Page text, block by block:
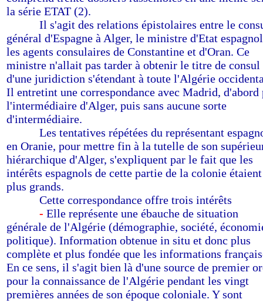
la série ETAT (2).
Il s'agit des relations épistolaires entre le
général d'Espagne à Alger, le ministre d'Etat
les agents consulaires de Constantine et d'Oran. Ce
ministre n'allait pas tarder à obtenir le titre de consul
d'une juridiction s'étendant à toute l'Algérie
Il entretint une correspondance avec Madrid, d'abord
l'intermédiaire d'Alger, puis sans aucune sorte
d'intermédiaire.
Les tentatives répétées du représentant
en Oranie, pour mettre fin à la tutelle de son
hiérarchique d'Alger, s'expliquent par le fait que les
intérêts espagnols de cette partie de la colonie étaient
plus grands.
Cette correspondance offre trois intérêts
- Elle représente une ébauche de situation
générale de l'Algérie (démographie, société,
politique). Information obtenue in situ et donc plus
complète et plus fondée que les informations
En ce sens, il s'agit bien là d'une source de premier
pour la connaissance de l'Algérie pendant les vingt
premières années de son époque coloniale. Y sont